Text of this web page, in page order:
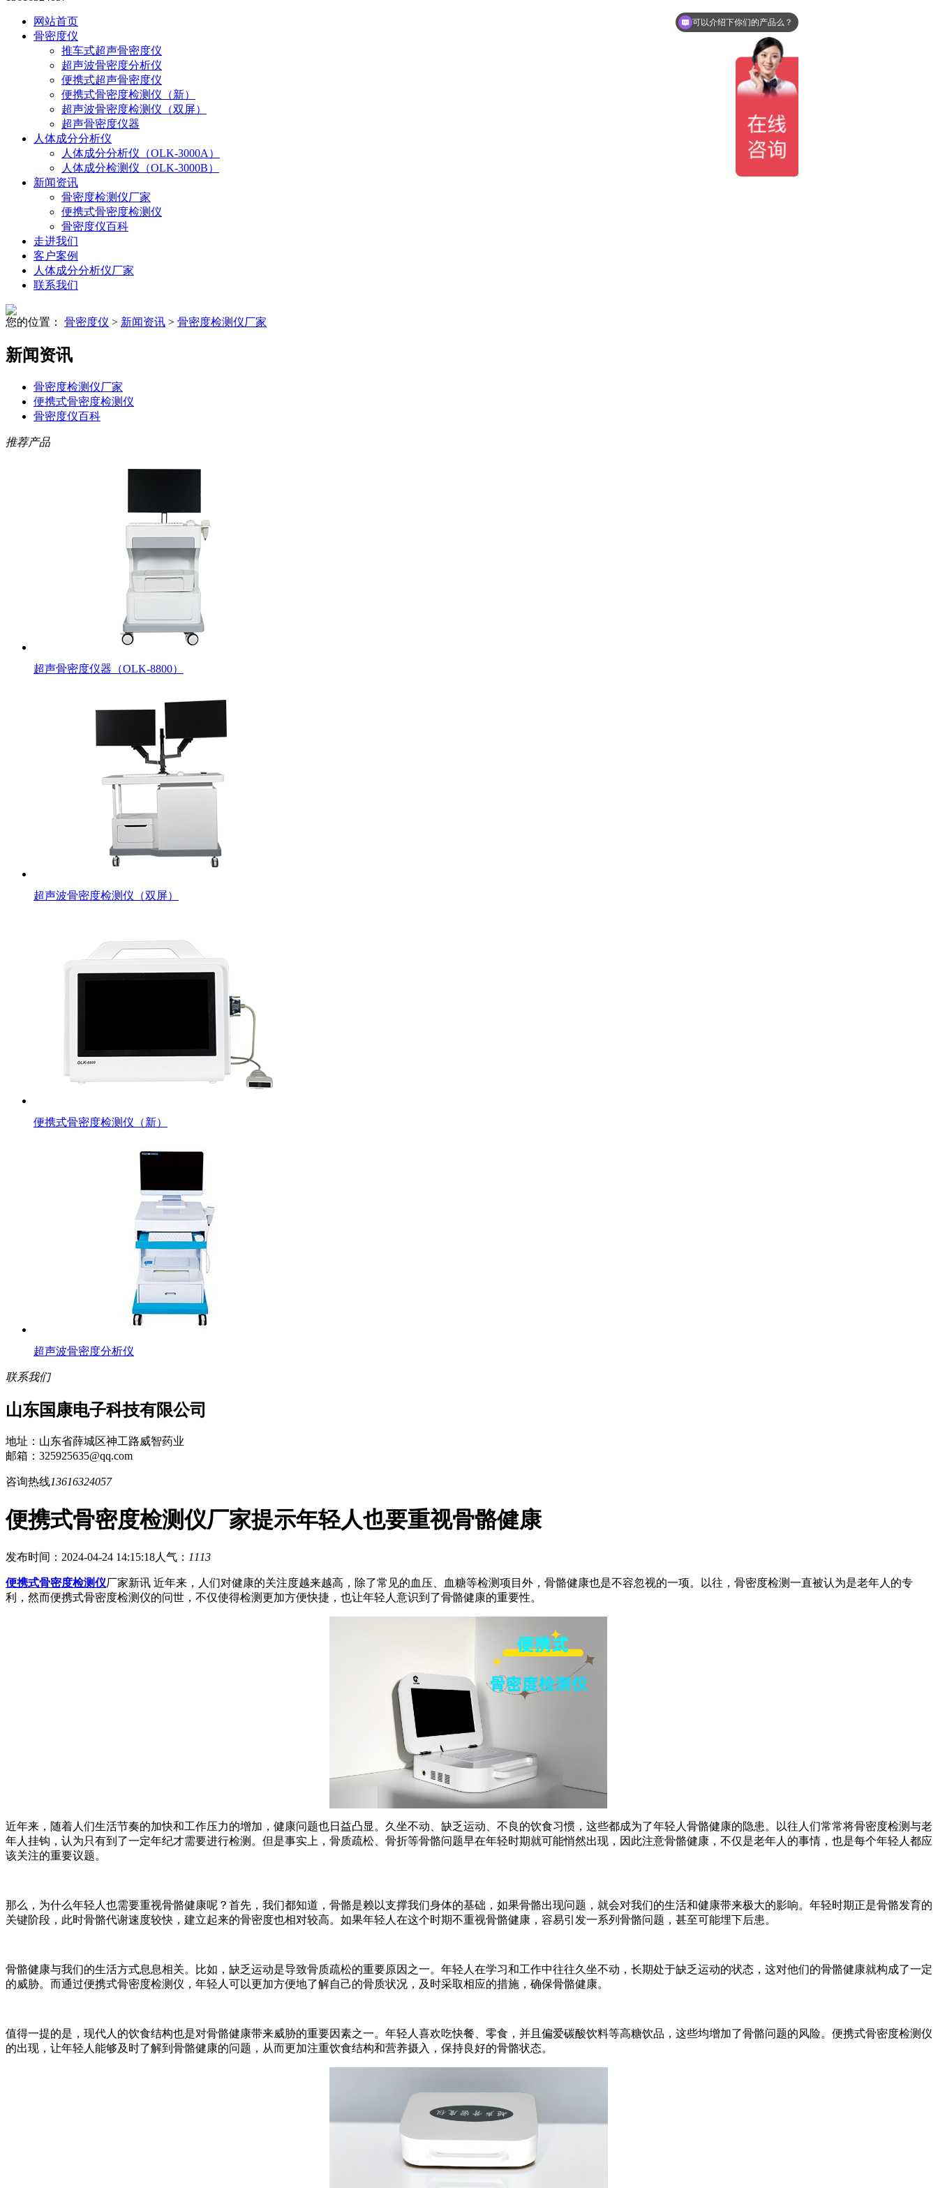
网站首页
骨密度仪
推车式超声骨密度仪
超声波骨密度分析仪
便携式超声骨密度仪
便携式骨密度检测仪（新）
超声波骨密度检测仪（双屏）
超声骨密度仪器
人体成分分析仪
人体成分分析仪（OLK-3000A）
人体成分检测仪（OLK-3000B）
新闻资讯
骨密度检测仪厂家
便携式骨密度检测仪
骨密度仪百科
走进我们
客户案例
人体成分分析仪厂家
联系我们
您的位置： 骨密度仪 > 新闻资讯 > 骨密度检测仪厂家
新闻资讯
骨密度检测仪厂家
便携式骨密度检测仪
骨密度仪百科
推荐产品
超声骨密度仪器（OLK-8800）
超声波骨密度检测仪（双屏）
便携式骨密度检测仪（新）
超声波骨密度分析仪
联系我们
山东国康电子科技有限公司
地址：山东省薛城区神工路威智药业
邮箱：325925635@qq.com
咨询热线13616324057
便携式骨密度检测仪厂家提示年轻人也要重视骨骼健康
发布时间：2024-04-24 14:15:18人气： 1113
便携式骨密度检测仪厂家新讯 近年来，人们对健康的关注度越来越高，除了常见的血压、血糖等检测项目外，骨骼健康也是不容忽视的一项。以往，骨密度检测一直被认为是老年人的专
利，然而便携式骨密度检测仪的问世，不仅使得检测更加方便快捷，也让年轻人意识到了骨骼健康的重要性。
近年来，随着人们生活节奏的加快和工作压力的增加，健康问题也日益凸显。久坐不动、缺乏运动、不良的饮食习惯，这些都成为了年轻人骨骼健康的隐患。以往人们常常将骨密度检测与老
年人挂钩，认为只有到了一定年纪才需要进行检测。但是事实上，骨质疏松、骨折等骨骼问题早在年轻时期就可能悄然出现，因此注意骨骼健康，不仅是老年人的事情，也是每个年轻人都应
该关注的重要议题。
那么，为什么年轻人也需要重视骨骼健康呢？首先，我们都知道，骨骼是赖以支撑我们身体的基础，如果骨骼出现问题，就会对我们的生活和健康带来极大的影响。年轻时期正是骨骼发育的
关键阶段，此时骨骼代谢速度较快，建立起来的骨密度也相对较高。如果年轻人在这个时期不重视骨骼健康，容易引发一系列骨骼问题，甚至可能埋下后患。
骨骼健康与我们的生活方式息息相关。比如，缺乏运动是导致骨质疏松的重要原因之一。年轻人在学习和工作中往往久坐不动，长期处于缺乏运动的状态，这对他们的骨骼健康就构成了一定
的威胁。而通过便携式骨密度检测仪，年轻人可以更加方便地了解自己的骨质状况，及时采取相应的措施，确保骨骼健康。
值得一提的是，现代人的饮食结构也是对骨骼健康带来威胁的重要因素之一。年轻人喜欢吃快餐、零食，并且偏爱碳酸饮料等高糖饮品，这些均增加了骨骼问题的风险。便携式骨密度检测仪
的出现，让年轻人能够及时了解到骨骼健康的问题，从而更加注重饮食结构和营养摄入，保持良好的骨骼状态。
可以介绍下你们的产品么？